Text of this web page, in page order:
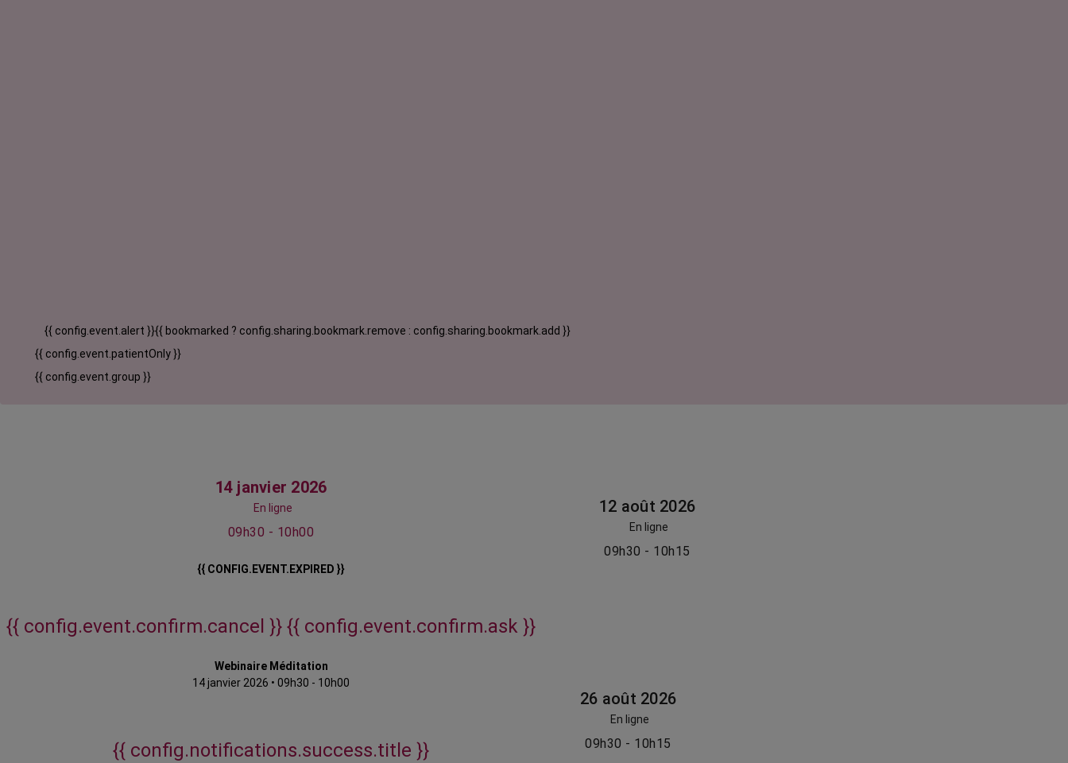
{{ config.event.alert }}{{ bookmarked ? config.sharing.bookmark.remove : config.sharing.bookmark.add }}
{{ config.event.patientOnly }}
{{ config.event.group }}
14 janvier 2026
En ligne
09h30 - 10h00
{{ CONFIG.EVENT.EXPIRED }}
{{ config.event.confirm.cancel }} {{ config.event.confirm.ask }}
Webinaire Méditation
14 janvier 2026 • 09h30 - 10h00
{{ config.notifications.success.title }}
12 août 2026
En ligne
09h30 - 10h15
26 août 2026
En ligne
09h30 - 10h15